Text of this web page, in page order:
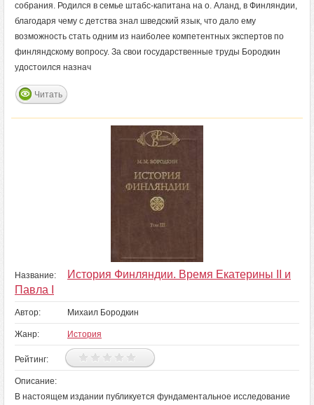
собрания. Родился в семье штабс-капитана на о. Аланд, в Финляндии,
благодаря чему с детства знал шведский язык, что дало ему
возможность стать одним из наиболее компетентных экспертов по
финляндскому вопросу. За свои государственные труды Бородкин
удостоился назнач
Читать
Название:
История Финляндии. Время Екатерины II и
Павла I
Автор: Михаил Бородкин
Жанр: История
Рейтинг:
Описание:
В настоящем издании публикуется фундаментальное исследование